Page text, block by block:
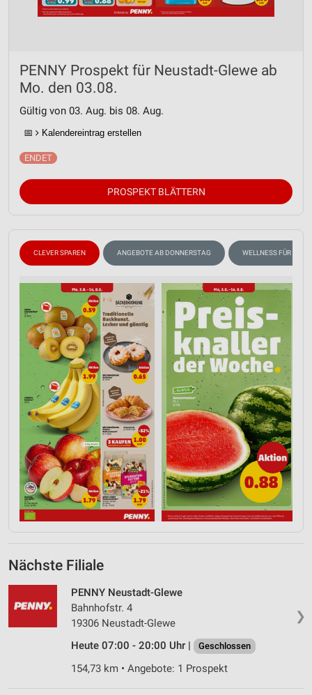
PENNY Prospekt für Neustadt-Glewe ab
Mo. den 03.08.
Gültig von 03. Aug. bis 08. Aug.
📅 Kalendereintrag erstellen
PROSPEKT BLÄTTERN
CLEVER SPAREN ANGEBOTE AB DONNERSTAG WELLNESS FÜR
Nächste Filiale
❯
PENNY Neustadt-Glewe
Bahnhofstr. 4
19306 Neustadt-Glewe
Heute 07:00 - 20:00 Uhr |
Geschlossen
154,73 km • Angebote: 1 Prospekt